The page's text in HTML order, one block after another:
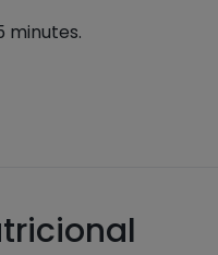
minutes.